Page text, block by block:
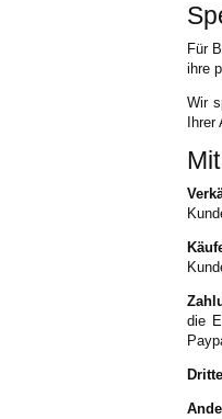
Für
ihre
Wir
die